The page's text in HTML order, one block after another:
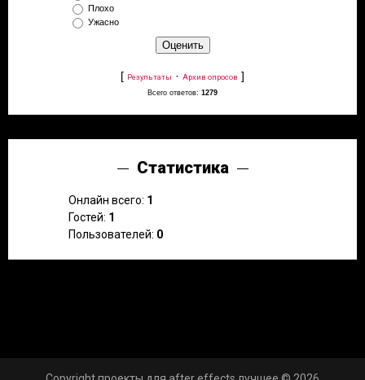
Плохо
Ужасно
[ Результаты · Архив опросов ]
Всего ответов: 1279
Статистика
Онлайн всего: 1
Гостей: 1
Пользователей: 0